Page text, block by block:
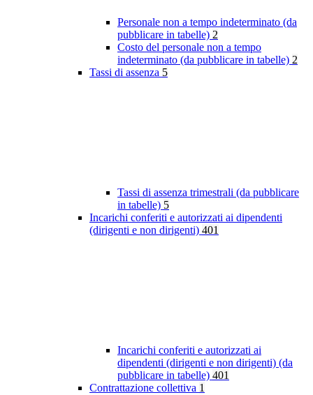
Personale non a tempo indeterminato (da
pubblicare in tabelle) 2
Costo del personale non a tempo
indeterminato (da pubblicare in tabelle) 2
Tassi di assenza 5
Tassi di assenza trimestrali (da pubblicare
in tabelle) 5
Incarichi conferiti e autorizzati ai dipendenti
(dirigenti e non dirigenti) 401
Incarichi conferiti e autorizzati ai
dipendenti (dirigenti e non dirigenti) (da
pubblicare in tabelle) 401
Contrattazione collettiva 1